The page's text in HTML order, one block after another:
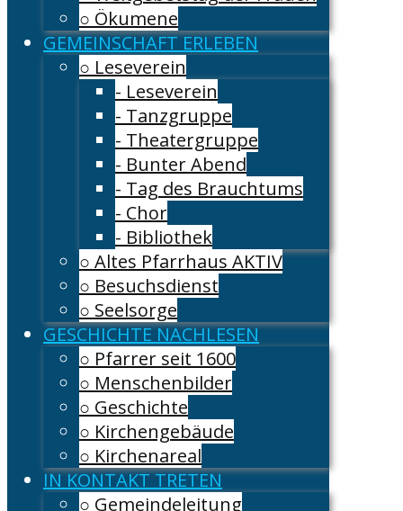
○ Ökumene
GEMEINSCHAFT ERLEBEN
○ Leseverein
- Leseverein
- Tanzgruppe
- Theatergruppe
- Bunter Abend
- Tag des Brauchtums
- Chor
- Bibliothek
○ Altes Pfarrhaus AKTIV
○ Besuchsdienst
○ Seelsorge
GESCHICHTE NACHLESEN
○ Pfarrer seit 1600
○ Menschenbilder
○ Geschichte
○ Kirchengebäude
○ Kirchenareal
IN KONTAKT TRETEN
○ Gemeindeleitung